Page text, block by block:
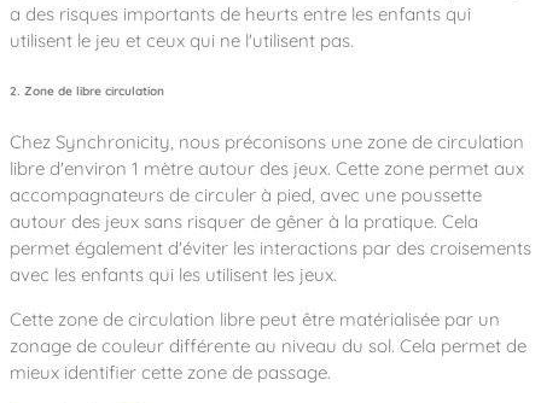
a des risques importants de heurts entre les enfants qui
utilisent le jeu et ceux qui ne l'utilisent pas.
2. Zone de libre circulation
Chez Synchronicity, nous préconisons une zone de circulation
libre d'environ 1 mètre autour des jeux. Cette zone permet aux
accompagnateurs de circuler à pied, avec une poussette
autour des jeux sans risquer de gêner à la pratique. Cela
permet également d'éviter les interactions par des croisements
avec les enfants qui les utilisent les jeux.
Cette zone de circulation libre peut être matérialisée par un
zonage de couleur différente au niveau du sol. Cela permet de
mieux identifier cette zone de passage.